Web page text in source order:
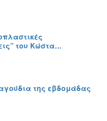
του Κώστα…
της εβδομάδας